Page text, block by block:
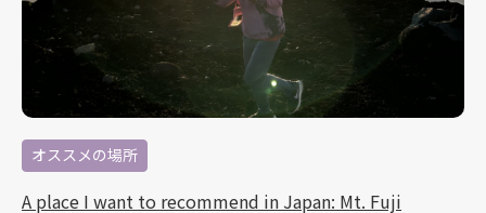
オススメの場所
A place I want to recommend in Japan: Mt. Fuji